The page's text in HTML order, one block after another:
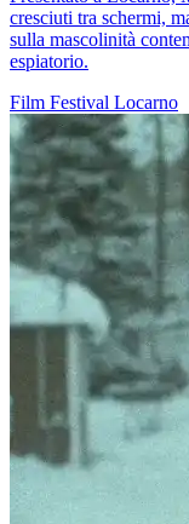
cresciuti tra schermi,
sulla mascolinità
espiatorio.
Film Festival Locarno